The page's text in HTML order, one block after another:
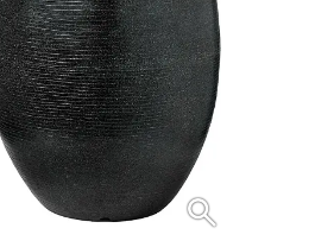
search